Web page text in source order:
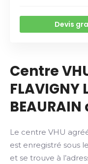
Devis
Centre
FLAVIGNY
Le centre VHU
est enregistré sous le
et se trouve à